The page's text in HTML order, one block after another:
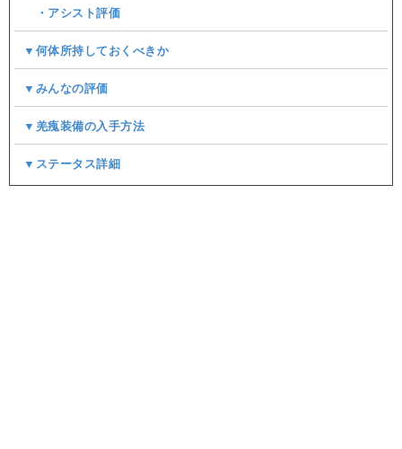
・アシスト評価
▼何体所持しておくべきか
▼みんなの評価
▼羌瘣装備の入手方法
▼ステータス詳細